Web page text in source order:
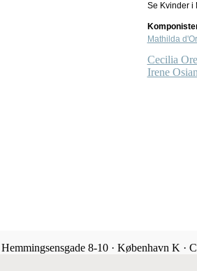
Se Kvinder i
Mathilda
Cecilia
Irene
8-10 · København K ·